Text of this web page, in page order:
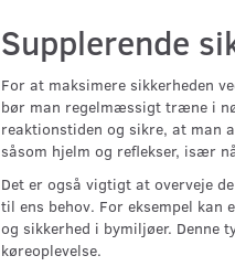
Supplerende
For at maksimere sikkerheden
bør man regelmæssigt træne i
reaktionstiden og sikre, at man
såsom hjelm og reflekser, især
Det er også vigtigt at overveje
til ens behov. For eksempel kan
og sikkerhed i bymiljøer. Denne
køreoplevelse.